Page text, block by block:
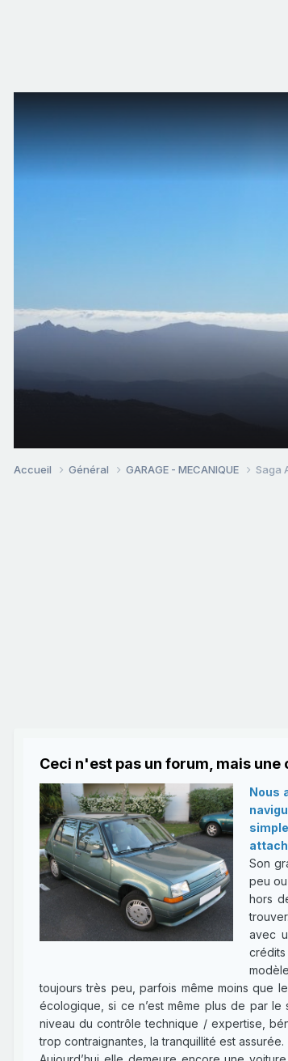
Accueil Général GARAGE - MECANIQUE Saga
Ceci n'est pas un forum, mais une
Nous
Son
peu
hors
avec
toujours très peu, parfois même moins que
écologique, si ce n’est même plus de par le
niveau du contrôle technique / expertise,
trop contraignantes, la tranquillité est assurée.